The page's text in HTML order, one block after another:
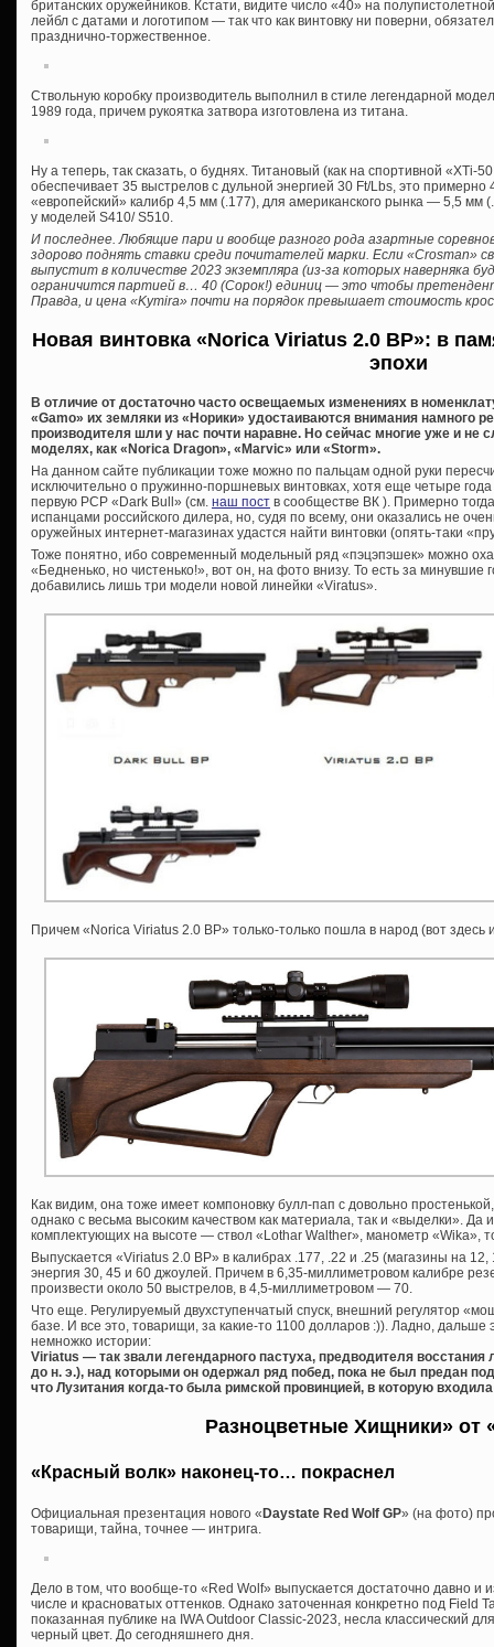
британских оружейников. Кстати, видите число «40» на
лейбл с датами и логотипом — так что как винтовку ни поверни,
празднично-торжественное.
Ствольную коробку производитель выполнил в стиле легендарной
1989 года, причем рукоятка затвора изготовлена из титана.
Ну а теперь, так сказать, о буднях. Титановый (как на спортивной «XTi-
обеспечивает 35 выстрелов с дульной энергией 30 Ft/Lbs, это
«европейский» калибр 4,5 мм (.177), для американского рынка — 5,5 мм
у моделей S410/ S510.
И последнее. Любящие пари и вообще разного рода азартные
здорово поднять ставки среди почитателей марки. Если «Crosman»
выпустит в количестве 2023 экземпляра (из-за которых наверняка
ограничится партией в… 40 (Сорок!) единиц — это чтобы
Правда, и цена «Kymira» почти на порядок превышает стоимость
Новая винтовка «Norica Viriatus 2.0 BP»: в
эпохи
В отличие от достаточно часто освещаемых изменениях в
«Gamo» их земляки из «Норики» удостаиваются внимания намного
производителя шли у нас почти наравне. Но сейчас многие уже и не
моделях, как «Norica Dragon», «Marvic» или «Storm».
На данном сайте публикации тоже можно по пальцам одной руки
исключительно о пружинно-поршневых винтовках, хотя еще четыре
первую PCP «Dark Bull» (см. наш пост в сообществе ВК ). Примерно
испанцами российского дилера, но, судя по всему, они оказались не
оружейных интернет-магазинах удастся найти винтовки (опять-таки
Тоже понятно, ибо современный модельный ряд «пэцэпэшек» можно
«Бедненько, но чистенько!», вот он, на фото внизу. То есть за
добавились лишь три модели новой линейки «Viratus».
Причем «Norica Viriatus 2.0 BP» только-только пошла в народ (вот
Как видим, она тоже имеет компоновку булл-пап с довольно
однако с весьма высоким качеством как материала, так и «выделки». Да
комплектующих на высоте — ствол «Lothar Walther», манометр «Wika»,
Выпускается «Viriatus 2.0 BP» в калибрах .177, .22 и .25 (магазины на 12,
энергия 30, 45 и 60 джоулей. Причем в 6,35-миллиметровом калибре
произвести около 50 выстрелов, в 4,5-миллиметровом — 70.
Что еще. Регулируемый двухступенчатый спуск, внешний регулятор
базе. И все это, товарищи, за какие-то 1100 долларов :)). Ладно, дальше
немножко истории:
Viriatus — так звали легендарного пастуха, предводителя восстания
до н. э.), над которыми он одержал ряд побед, пока не был предан
что Лузитания когда-то была римской провинцией, в которую
Разноцветные Хищники» от
«Красный волк» наконец-то… покраснел
Официальная презентация нового «Daystate Red Wolf GP» (на фото)
товарищи, тайна, точнее — интрига.
Дело в том, что вообще-то «Red Wolf» выпускается достаточно давно и
числе и красноватых оттенков. Однако заточенная конкретно под Field
показанная публике на IWA Outdoor Classic-2023, несла классический
черный цвет. До сегодняшнего дня.